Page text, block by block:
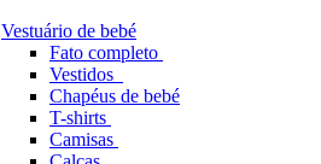
Vestuário de bebé
Fato completo
Vestidos
Chapéus de bebé
T-shirts
Camisas